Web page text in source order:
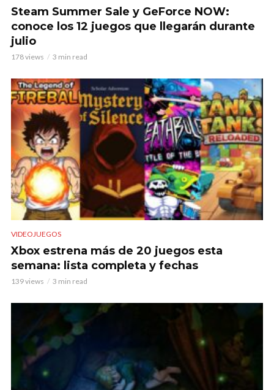
Steam Summer Sale y GeForce NOW:
conoce los 12 juegos que llegarán durante
julio
178 views 3 min read
VIDEOJUEGOS
Xbox estrena más de 20 juegos esta
semana: lista completa y fechas
139 views 3 min read